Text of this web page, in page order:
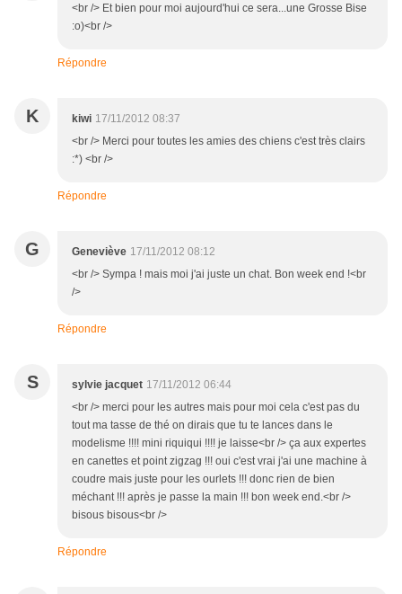
<br /> Et bien pour moi aujourd'hui ce sera...une Grosse Bise
:o)<br />
Répondre
K kiwi 17/11/2012 08:37
<br /> Merci pour toutes les amies des chiens c'est très clairs
:*) <br />
Répondre
G Geneviève 17/11/2012 08:12
<br /> Sympa ! mais moi j'ai juste un chat. Bon week end !<br
/>
Répondre
S sylvie jacquet 17/11/2012 06:44
<br /> merci pour les autres mais pour moi cela c'est pas du
tout ma tasse de thé on dirais que tu te lances dans le
modelisme !!!! mini riquiqui !!!! je laisse<br /> ça aux expertes
en canettes et point zigzag !!! oui c'est vrai j'ai une machine à
coudre mais juste pour les ourlets !!! donc rien de bien
méchant !!! après je passe la main !!! bon week end.<br />
bisous bisous<br />
Répondre